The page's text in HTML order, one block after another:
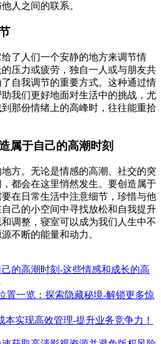
人之间的联系。
了人们一个安静的地方来调节情
压力或疲劳，独自一人或与朋友共
自我调节的重要方式。这种通过情
我们更好地面对生活中的挑战，尤
那份情绪上的高峰时，往往能重拾
属于自己的高潮时刻
方。无论是情感的高潮、社交的突
都会在这里悄然发生。要创造属于
在日常生活中注意细节，珍惜与他
己的小空间中寻找放松和自我提升
调整，寝室可以成为我们人生中不
不断的能量和动力。
的高潮时刻-这些情感和成长的高
置一览：探索隐藏秘境-解锁更多惊
本实现高效管理-提升业务竞争力！